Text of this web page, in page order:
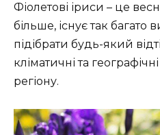
Фіолетові іриси – це
більше, існує так багато
підібрати будь-який
кліматичні та
регіону.